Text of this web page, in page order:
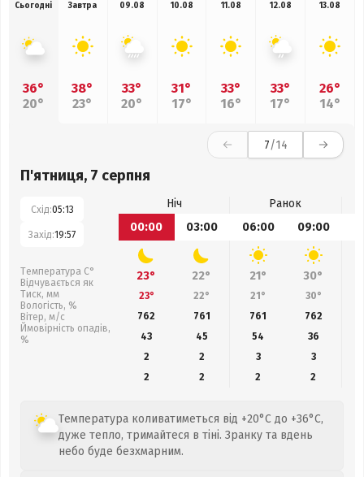
Сьогодні
36°
20°
Завтра
38°
23°
09.08
33°
20°
10.08
31°
17°
11.08
33°
16°
12.08
33°
17°
13.08
26°
14°
7/14
П'ятниця, 7 серпня
Схід:05:13
Захід:19:57
Температура С°
Відчувається як
Тиск, мм
Вологість, %
Вітер, м/с
Ймовірність опадів,
%
Ніч
Ранок
00:00
03:00 06:00 09:00
23° 22° 21° 30°
23° 22° 21° 30°
762
761 761 762
43
45 54 36
2
2 3
3
2
2 2 2
Температура коливатиметься від +20°C до +36°C,
дуже тепло, тримайтеся в тіні. Зранку та вдень
небо буде безхмарним.